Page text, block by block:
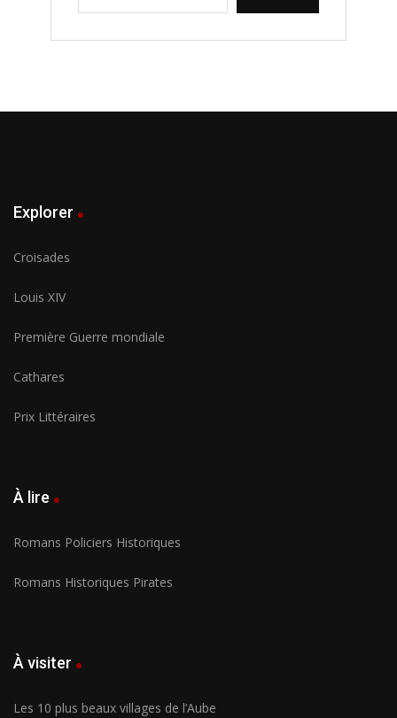
Explorer
Croisades
Louis XIV
Première Guerre mondiale
Cathares
Prix Littéraires
À lire
Romans Policiers Historiques
Romans Historiques Pirates
À visiter
Les 10 plus beaux villages de l’Aube